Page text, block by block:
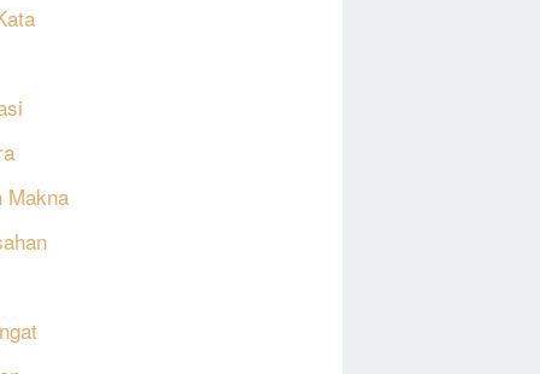
Makna